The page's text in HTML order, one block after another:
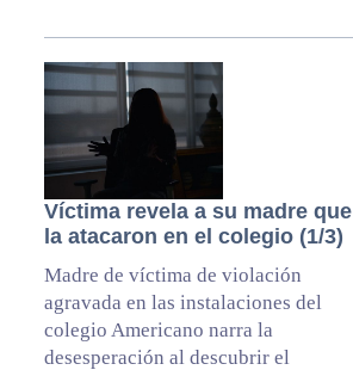
Víctima revela a su madre que
la atacaron en el colegio (1/3)
Madre de víctima de violación
agravada en las instalaciones del
colegio Americano narra la
desesperación al descubrir el